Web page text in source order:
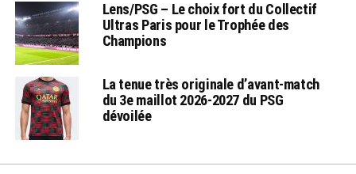
Lens/PSG – Le choix fort du Collectif
Ultras Paris pour le Trophée des
Champions
La tenue très originale d’avant-match
du 3e maillot 2026-2027 du PSG
dévoilée